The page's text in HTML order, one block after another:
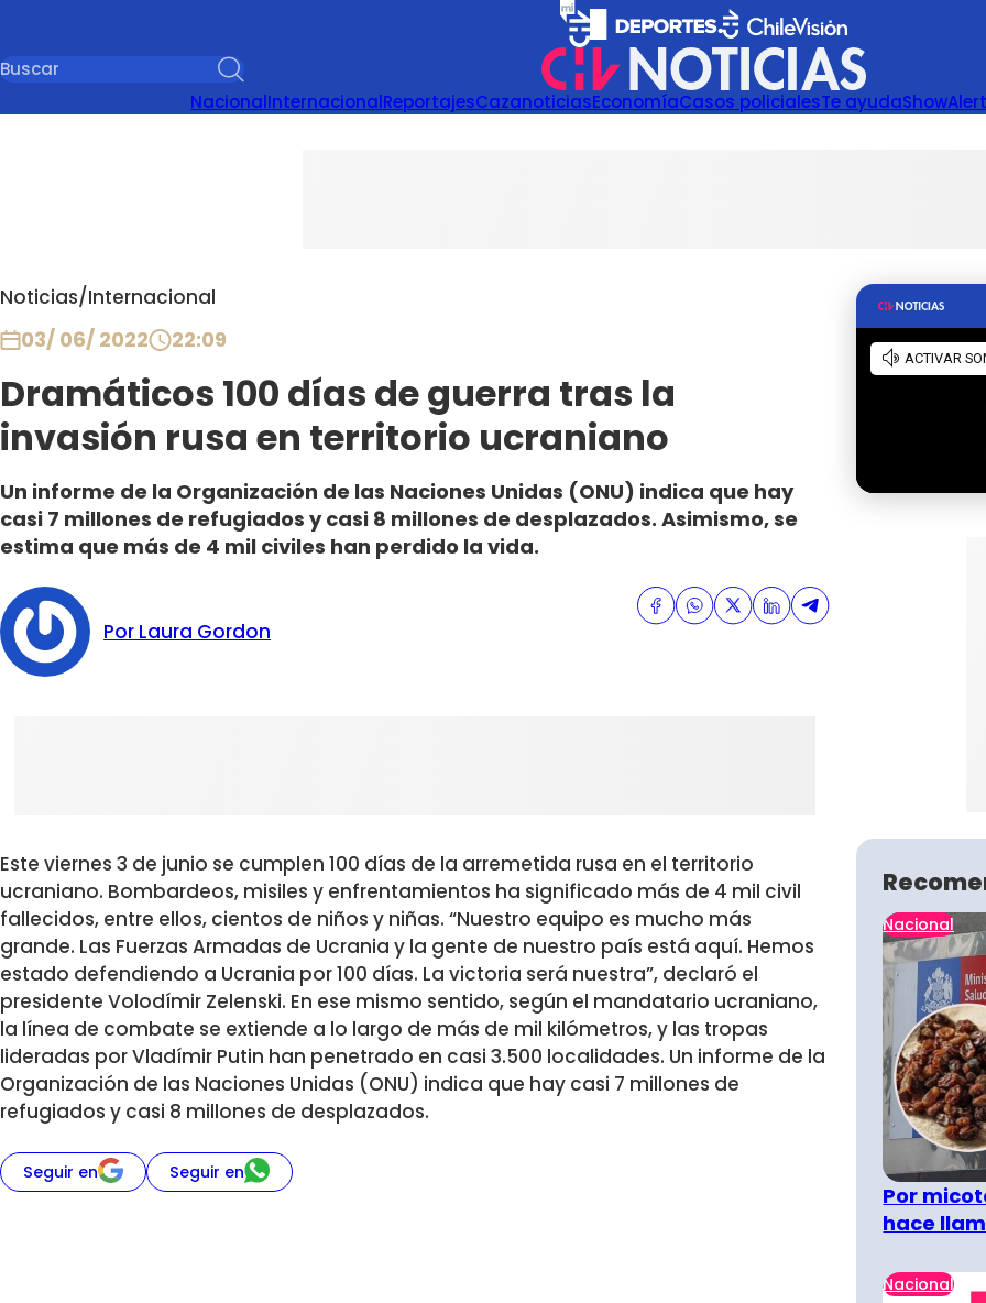
NacionalInternacionalReportajesCazanoticiasEconomíaCasos policialesTe ayudaShow
Noticias/Internacional
03/ 06/ 2022 22:09
Dramáticos 100 días de guerra tras la
invasión rusa en territorio ucraniano
Un informe de la Organización de las Naciones Unidas (ONU) indica que hay
casi 7 millones de refugiados y casi 8 millones de desplazados. Asimismo, se
estima que más de 4 mil civiles han perdido la vida.
Por Laura Gordon
Este viernes 3 de junio se cumplen 100 días de la arremetida rusa en el territorio
ucraniano. Bombardeos, misiles y enfrentamientos ha significado más de 4 mil civil
fallecidos, entre ellos, cientos de niños y niñas. “Nuestro equipo es mucho más
grande. Las Fuerzas Armadas de Ucrania y la gente de nuestro país está aquí. Hemos
estado defendiendo a Ucrania por 100 días. La victoria será nuestra”, declaró el
presidente Volodímir Zelenski. En ese mismo sentido, según el mandatario ucraniano,
la línea de combate se extiende a lo largo de más de mil kilómetros, y las tropas
lideradas por Vladímir Putin han penetrado en casi 3.500 localidades. Un informe de la
Organización de las Naciones Unidas (ONU) indica que hay casi 7 millones de
refugiados y casi 8 millones de desplazados.
Seguir en Seguir en
Nacional
Por
hace
Nacional